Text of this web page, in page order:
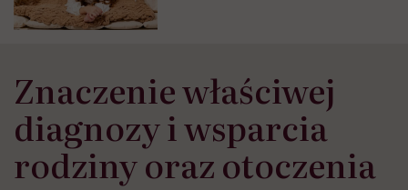
Znaczenie właściwej
diagnozy i wsparcia
rodziny oraz otoczenia